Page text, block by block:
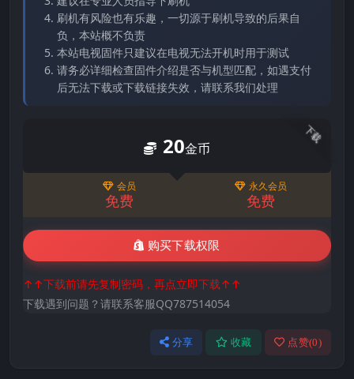
刷机有风险也有乐趣，一切源于刷机导致的后果自
负，本站概不负责
本站电视固件只建议在电视无法开机时用于测试
请务必详细检查固件介绍是否与机型匹配，如遇支付
后无法下载或下载链接失效，请联系我们处理
下载
20金币
会员
免费
永久会员
免费
购买下载权限
↑↑下载前请先复制密码，再点立即下载↑↑
下载遇到问题？请联系客服QQ787514054
分享 收藏 点赞(0)